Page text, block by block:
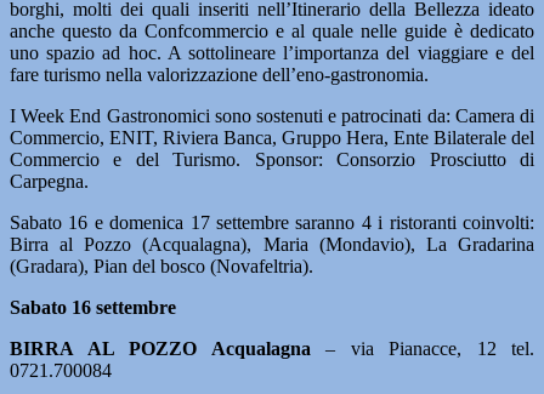
borghi, molti dei quali inseriti nell’Itinerario della Bellezza ideato
anche questo da Confcommercio e al quale nelle guide è dedicato
uno spazio ad hoc. A sottolineare l’importanza del viaggiare e del
fare turismo nella valorizzazione dell’eno-gastronomia.
I Week End Gastronomici sono sostenuti e patrocinati da: Camera di
Commercio, ENIT, Riviera Banca, Gruppo Hera, Ente Bilaterale del
Commercio e del Turismo. Sponsor: Consorzio Prosciutto di
Carpegna.
Sabato 16 e domenica 17 settembre saranno 4 i ristoranti coinvolti:
Birra al Pozzo (Acqualagna), Maria (Mondavio), La Gradarina
(Gradara), Pian del bosco (Novafeltria).
Sabato 16 settembre
BIRRA AL POZZO Acqualagna – via Pianacce, 12 tel.
0721.700084